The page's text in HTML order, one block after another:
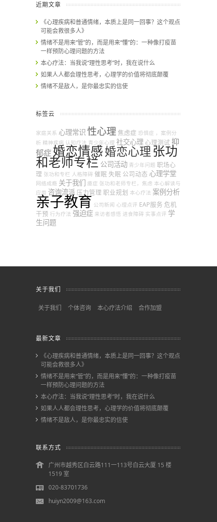
近期文章
《心理疾病和普通情绪，本质上是同一回事？这个观点
可能会救很多人》
情绪不是用来“管”的，而是用来“懂”的：一种像打疫苗
一样预防心理问题的方法
本心疗法：当我说“理性思考”时，我在说什么
如果人人都会理性思考，心理学的价值将彻底颠覆
情绪不是敌人，是你最忠实的信使
标签云
家庭关系 心理常识 性心理 焦虑症 恐惧症 ，案例分
析 精神疾病 认知疗法 青少年心理 社交心理 心理测试 抑
郁症婚恋情感婚恋心理 张功
和老师专栏 公司活动 青少年问题 职场心
理 张功和专栏 人格障碍 催眠 失眠 公司动态 心理学堂
网络成瘾 关于我们 癔症 张功和老师专栏，焦虑 本心解读与
应用 咨询流派 压力管理 职业规划 本心疗法 案例分析
亲子教育 公司新闻 心理点评 EAP服务 危机
干预 行为疗法 强迫症 来访者感悟 进食障碍 实事点评 学
生问题
关于我们
关于我们 个体咨询 本心疗法介绍 合作加盟
最新文章
《心理疾病和普通情绪，本质上是同一回事？这个观点
可能会救很多人》
情绪不是用来“管”的，而是用来“懂”的：一种像打疫苗
一样预防心理问题的方法
本心疗法：当我说“理性思考”时，我在说什么
如果人人都会理性思考，心理学的价值将彻底颠覆
情绪不是敌人，是你最忠实的信使
联系方式
广州市越秀区白云路111一113号白云大厦 15 楼
1519 室
020-83701736
huiyn2009@163.com